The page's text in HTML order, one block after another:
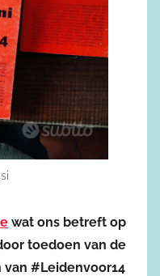
wat ons betreft op
toedoen van de
van #Leidenvoor14